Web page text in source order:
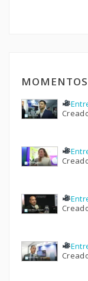
MOMENTOS